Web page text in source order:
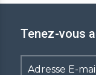
Tenez-vous
Adresse